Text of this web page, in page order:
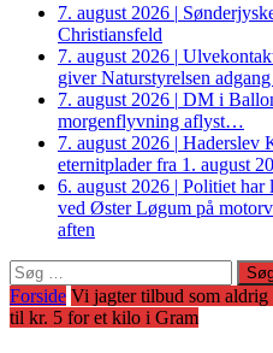
7. august 2026 |
Christiansfeld
7. august 2026 |
giver Naturstyrelsen
7. august 2026 | DM i
morgenflyvning aflyst…
7. august 2026 | Haderslev
eternitplader fra 1. august
6. august 2026 | Politiet har
ved Øster Løgum på
aften
Søg
efter:
Forside Vi jagter tilbud som aldrig
til kr. 5 for et kilo i Gram